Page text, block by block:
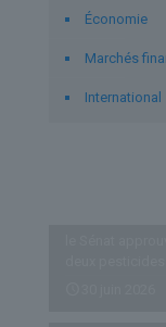
Économie
Marchés
International